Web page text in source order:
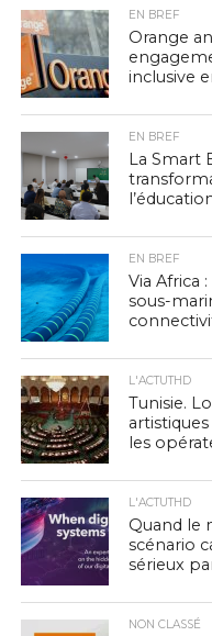
EN BREF
Orange
inclusive
EN BREF
La Smart
EN BREF
Via Africa
sous-
L'ACTUTHD
Tunisie.
les
L'ACTUTHD
Quand le
scénario
sérieux
NON CLASSÉ